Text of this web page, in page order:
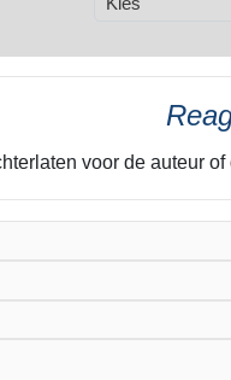
voor de auteur